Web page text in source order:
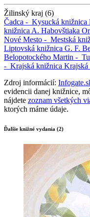
Žilinský kraj (6)
Čadca - Kysucká knižnica
knižnica A. Habovštiaka
Nové Mesto - Mestská
Liptovská knižnica G. F.
Belopotockého Martin -
- Krajská knižnica Krajská
Zdroj informácií:
evidencii danej knižnice,
nájdete zoznam všetkých
ktorých máme údaje.
Ďalšie knižné vydania (2)